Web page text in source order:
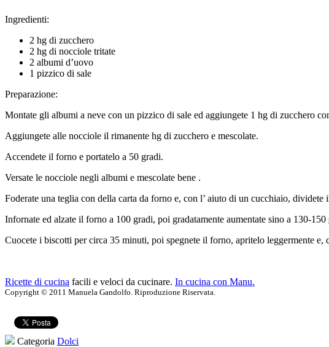
Ingredienti:
2 hg di zucchero
2 hg di nocciole tritate
2 albumi d’uovo
1 pizzico di sale
Preparazione:
Montate gli albumi a neve con un pizzico di sale ed aggiungete 1 hg di zucchero
Aggiungete alle nocciole il rimanente hg di zucchero e mescolate.
Accendete il forno e portatelo a 50 gradi.
Versate le nocciole negli albumi e mescolate bene .
Foderate una teglia con della carta da forno e, con l’ aiuto di un cucchiaio,
Infornate ed alzate il forno a 100 gradi, poi gradatamente aumentate sino a 130-150
Cuocete i biscotti per circa 35 minuti, poi spegnete il forno, apritelo leggermente
Ricette di cucina facili e veloci da cucinare. In cucina con Manu.
Copyright © 2011 Manuela Gandolfo. Riproduzione Riservata.
Categoria Dolci